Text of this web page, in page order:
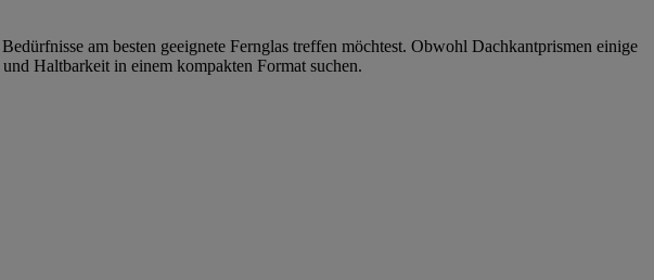
am besten geeignete Fernglas treffen möchtest. Obwohl Dachkantprismen einige
Haltbarkeit in einem kompakten Format suchen.